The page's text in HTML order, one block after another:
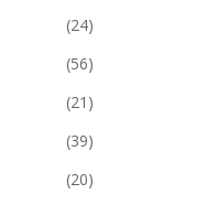
(24)
(56)
(21)
(39)
(20)